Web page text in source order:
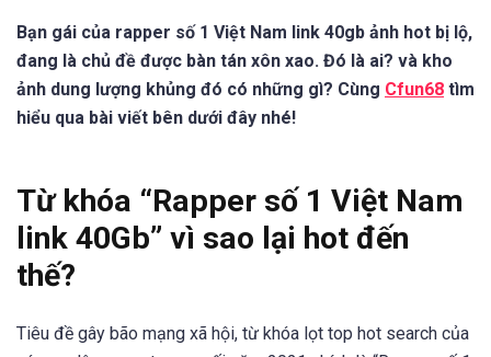
Bạn gái của rapper số 1 Việt Nam link 40gb ảnh hot bị lộ,
đang là chủ đề được bàn tán xôn xao. Đó là ai? và kho
ảnh dung lượng khủng đó có những gì? Cùng Cfun68 tìm
hiểu qua bài viết bên dưới đây nhé!
Từ khóa “Rapper số 1 Việt Nam
link 40Gb” vì sao lại hot đến
thế?
Tiêu đề gây bão mạng xã hội, từ khóa lọt top hot search của